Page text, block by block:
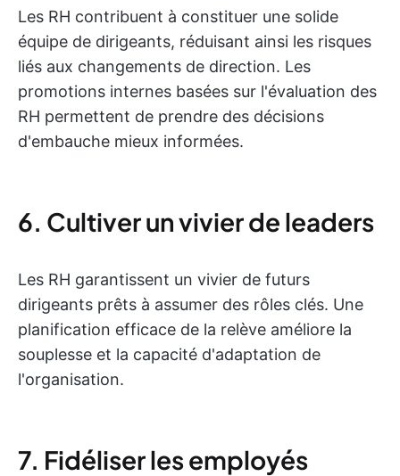
Les RH contribuent à constituer une solide
équipe de dirigeants, réduisant ainsi les risques
liés aux changements de direction. Les
promotions internes basées sur l'évaluation des
RH permettent de prendre des décisions
d'embauche mieux informées.
6. Cultiver un vivier de leaders
Les RH garantissent un vivier de futurs
dirigeants prêts à assumer des rôles clés. Une
planification efficace de la relève améliore la
souplesse et la capacité d'adaptation de
l'organisation.
7. Fidéliser les employés